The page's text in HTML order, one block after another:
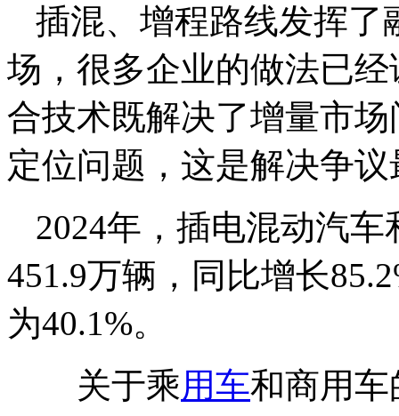
插混、增程路线发挥了
场，很多企业的做法已
合技术既解决了增量市
定位问题，这是解决争
2024年，插电混动汽
451.9万辆，同比增长
为40.1%。
关于乘用车和商用车